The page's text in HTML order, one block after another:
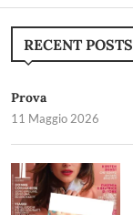
RECENT POSTS
Prova
11 Maggio 2026